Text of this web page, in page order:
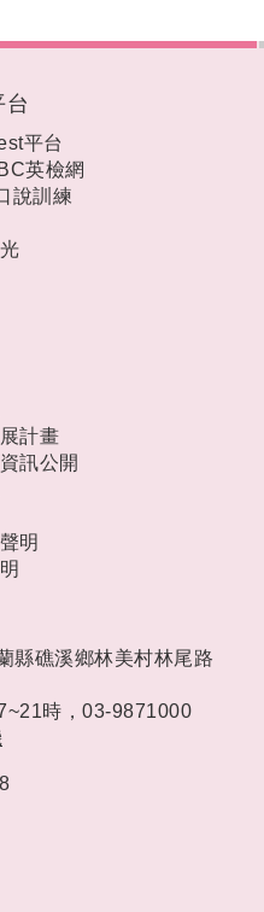
計畫
訊公開
明
台
平台
英檢網
說訓練
縣礁溪鄉林美村林尾路
時， 03-9871000